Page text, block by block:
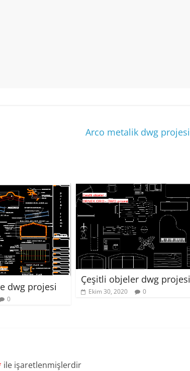
Arco metalik dwg projesi
dwg projesi
0
Çeşitli objeler dwg projesi
Ekim 30, 2020 0
ile işaretlenmişlerdir